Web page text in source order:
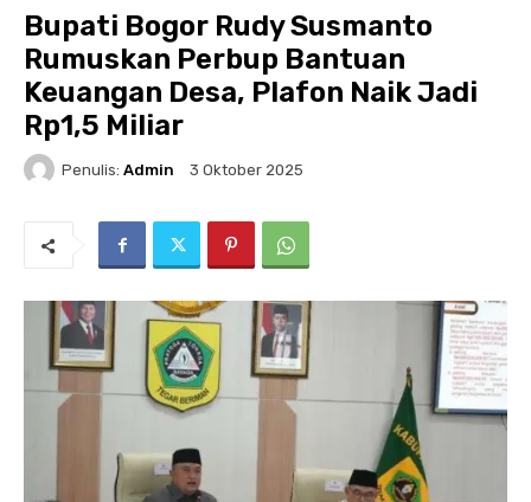
Bupati Bogor Rudy Susmanto
Rumuskan Perbup Bantuan
Keuangan Desa, Plafon Naik Jadi
Rp1,5 Miliar
Penulis: Admin 3 Oktober 2025